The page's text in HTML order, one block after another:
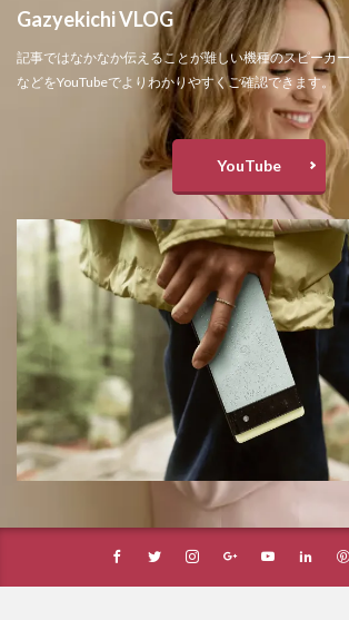
Gazyekichi VLOG
記事ではなかなか伝えることが難しい機種のスピーカ
などをYouTubeでよりわかりやすくご確認できます。
YouTube